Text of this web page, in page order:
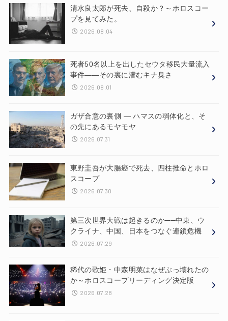
清水良太郎が死去、自殺か？～ホロスコー
プを見てみた。
2026.08.04
死者50名以上を出したセウタ移民大量流入
事件——その裏に潜むキナ臭さ
2026.08.01
ガザ合意の裏側 ― ハマスの弱体化と、そ
の先にあるモヤモヤ
2026.07.31
東野圭吾が大腸癌で死去、四柱推命とホロ
スコープ
2026.07.30
第三次世界大戦は起きるのか──中東、ウ
クライナ、中国、日本をつなぐ連鎖危機
2026.07.29
稀代の歌姫・中森明菜はなぜぶっ壊れたの
か～ホロスコープリーディング決定版
2026.07.28